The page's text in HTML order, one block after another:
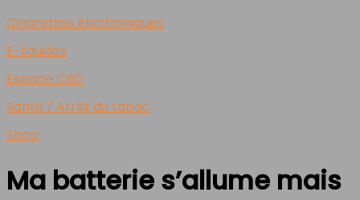
Cigarettes électroniques
E-liquides
Espace CBD
Santé / Arrêt du tabac
Shop
Ma batterie s’allume mais